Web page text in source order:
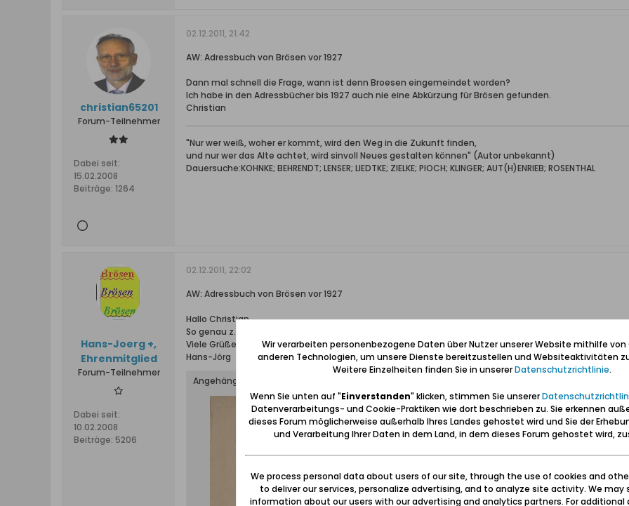
christian65201
Forum-Teilnehmer
Dabei seit:
15.02.2008
Beiträge: 1264
02.12.2011, 21:42
AW: Adressbuch von Brösen vor 1927
Dann mal schnell die Frage, wann ist denn Broesen eingemeindet worden?
Ich habe in den Adressbücher bis 1927 auch nie eine Abkürzung für Brösen gefunden.
Christian
"Nur wer weiß, woher er kommt, wird den Weg in die Zukunft finden,
und nur wer das Alte achtet, wird sinvoll Neues gestalten können" (Autor unbekannt)
Dauersuche:KOHNKE; BEHRENDT; LENSER; LIEDTKE; ZIELKE; PIOCH; KLINGER; AUT(H)ENRIEB; ROSENTHAL
Hans-Joerg +,
Ehrenmitglied
Forum-Teilnehmer
Dabei seit:
10.02.2008
Beiträge: 5206
02.12.2011, 22:02
AW: Adressbuch von Brösen vor 1927
Hallo Christian
So genau z.Zt. nicht bekannt .... aber hier im Teil I eigentlich vorgesehen....
Viele Grüße
Hans-Jörg
Angehängte Dateien
Wir verarbeiten personenbezogene Daten über Nutzer unserer Website mithilfe von
anderen Technologien, um unsere Dienste bereitzustellen und Websiteaktivitäten
Weitere Einzelheiten finden Sie in unsererDatenschutzrichtlinie.
Wenn Sie unten auf "Einverstanden" klicken, stimmen Sie unserer
Datenverarbeitungs- und Cookie-Praktiken wie dort beschrieben zu. Sie erkennen
dieses Forum möglicherweise außerhalb Ihres Landes gehostet wird und Sie der
und Verarbeitung Ihrer Daten in dem Land, in dem dieses Forum gehostet wird,
We process personal data about users of our site, through the use of cookies and
to deliver our services, personalize advertising, and to analyze site activity. We may
information about our users with our advertising and analytics partners. For additional